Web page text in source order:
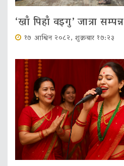
‘खाँ पिहाँ वइगु’ जात्रा सम्पन्न
१७ आश्विन २०८२, शुक्रबार १७:२३